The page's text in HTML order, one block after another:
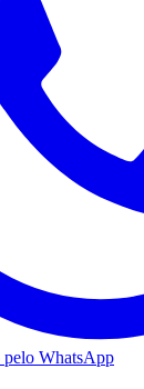
pelo WhatsApp